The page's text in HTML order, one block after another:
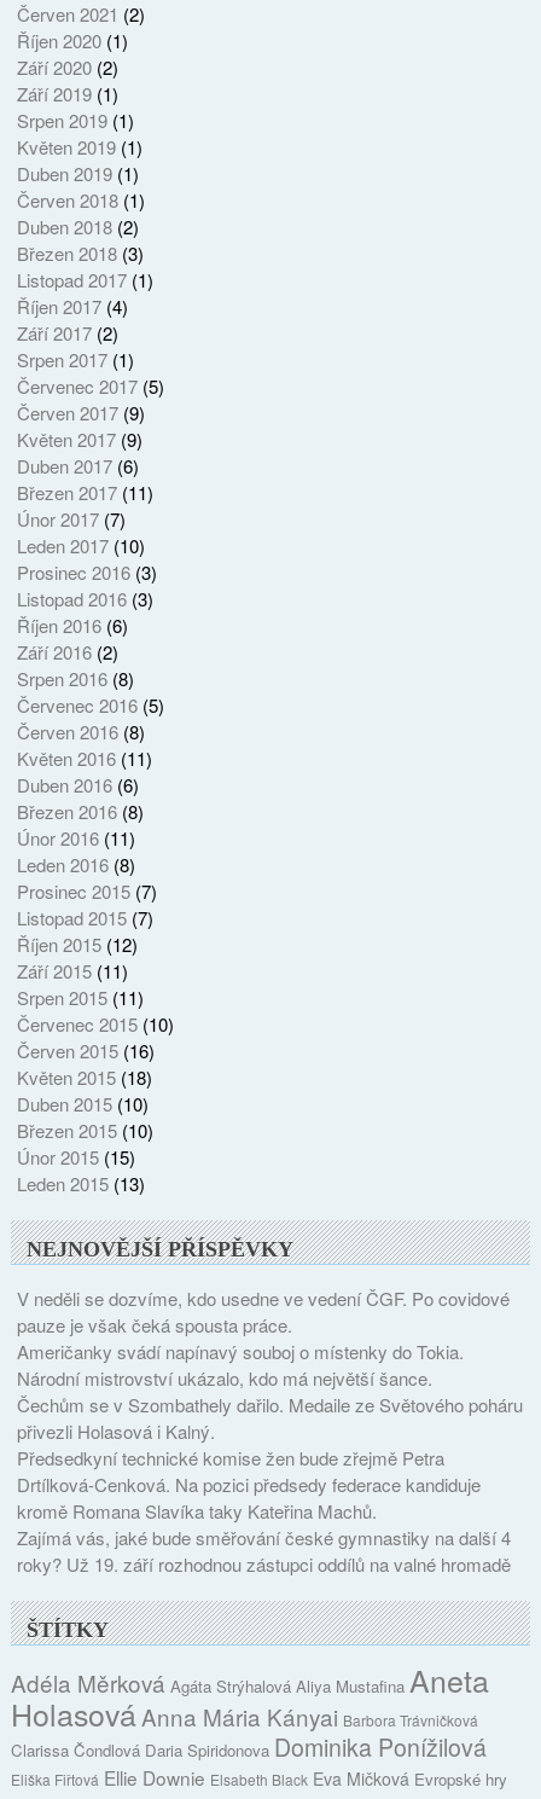
Červen 2021 (2)
Říjen 2020(1)
Září 2020(2)
Září 2019(1)
Srpen 2019(1)
Květen 2019(1)
Duben 2019(1)
Červen 2018(1)
Duben 2018(2)
Březen 2018(3)
Listopad 2017(1)
Říjen 2017(4)
Září 2017(2)
Srpen 2017(1)
Červenec 2017(5)
Červen 2017(9)
Květen 2017(9)
Duben 2017(6)
Březen 2017(11)
Únor 2017(7)
Leden 2017(10)
Prosinec 2016(3)
Listopad 2016(3)
Říjen 2016(6)
Září 2016(2)
Srpen 2016(8)
Červenec 2016(5)
Červen 2016(8)
Květen 2016(11)
Duben 2016(6)
Březen 2016(8)
Únor 2016(11)
Leden 2016(8)
Prosinec 2015(7)
Listopad 2015(7)
Říjen 2015(12)
Září 2015(11)
Srpen 2015(11)
Červenec 2015(10)
Červen 2015(16)
Květen 2015(18)
Duben 2015(10)
Březen 2015(10)
Únor 2015(15)
Leden 2015(13)
NEJNOVĚJŠÍ PŘÍSPĚVKY
V neděli se dozvíme, kdo usedne ve vedení ČGF. Po covidové
pauze je však čeká spousta práce.
Američanky svádí napínavý souboj o místenky do Tokia.
Národní mistrovství ukázalo, kdo má největší šance.
Čechům se v Szombathely dařilo. Medaile ze Světového poháru
přivezli Holasová i Kalný.
Předsedkyní technické komise žen bude zřejmě Petra
Drtílková-Cenková. Na pozici předsedy federace kandiduje
kromě Romana Slavíka taky Kateřina Machů.
Zajímá vás, jaké bude směřování české gymnastiky na další 4
roky? Už 19. září rozhodnou zástupci oddílů na valné hromadě
ŠTÍTKY
Adéla Měrková Agáta Strýhalová Aliya Mustafina Aneta
HolasováAnna Mária Kányai Barbora Trávničková
Clarissa Čondlová Daria Spiridonova Dominika Ponížilová
Eliška Fiřtová Ellie Downie Elsabeth Black Eva Mičková Evropské hry